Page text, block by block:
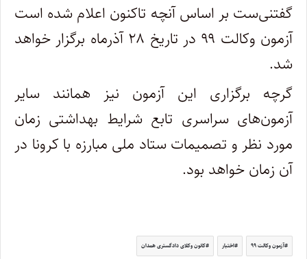
گفتنی‌ست بر اساس آنچه تاکنون اعلام شده است
آزمون وکالت ۹۹ در تاریخ ۲۸ آذرماه برگزار خواهد
شد.
گرچه برگزاری این آزمون نیز همانند سایر
آزمون‌های سراسری تابع شرایط بهداشتی زمان
مورد نظر و تصمیمات ستاد ملی مبارزه با کرونا در
آن زمان خواهد بود.
آزمون وکالت ۹۹ اختبار کانون وکلای دادگستری همدان